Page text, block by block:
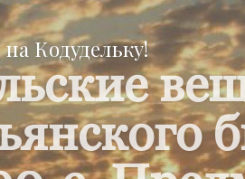
Кодудельку!